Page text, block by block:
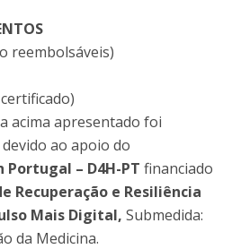
reembolsáveis)
acima apresentado foi
ao apoio do
– D4H-PT financiado
Recuperação e Resiliência
Mais Digital, Submedida:
da Medicina.